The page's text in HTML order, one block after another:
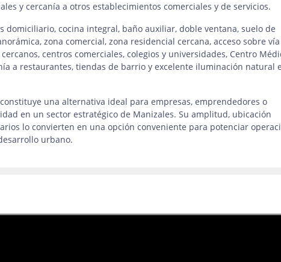
y cercanía a otros establecimientos comerciales y de servicios.
domiciliario, cocina integral, baño auxiliar, doble ventana, suelo de
zona comercial, zona residencial cercana, acceso sobre vía
centros comerciales, colegios y universidades, Centro
a restaurantes, tiendas de barrio y excelente iluminación natural
una alternativa ideal para empresas, emprendedores o
en un sector estratégico de Manizales. Su amplitud, ubicación
lo convierten en una opción conveniente para potenciar
urbano.